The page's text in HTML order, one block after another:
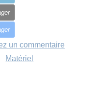
un commentaire
Matériel